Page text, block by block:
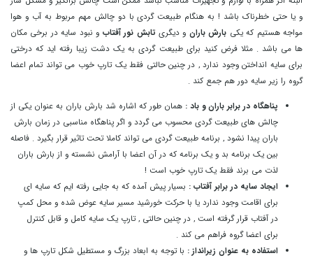
و یا حتی خطرناک باشد ! به هنگام طبیعت گردی با دو چالش مهم مربوط به آب و هوا
مواجه هستیم که یکی بارش باران و دیگری تابش نور آفتاب و نبود سایه در برخی مکان
ها می باشد . مثلا فرض کنید برای طبیعت گردی به یک دشت زیبا رفته اید که درختی
برای سایه انداختن وجود ندارد , در چنین حالتی فقط یک تارپ خوب می تواند تمام اعضا
گروه را زیر سایه دور هم جمع کند .
پناهگاه در برابر باران و باد : همان طور که اشاره شد بارش باران به عنوان یکی از
چالش های طبیعت گردی محسوب می گردد و اگر پناهگاه مناسبی در زمان بارش
باران پیدا نشود , برنامه طبیعت گردی می تواند کاملا تحت تاثیر قرار بگیرد . فاصله
بین یک برنامه بد و یک برنامه که در آن اعضا با آرامش نشسته و از بارش باران
لذت می برند فقط یک تارپ خوب است !
ایجاد سایه در برابر آفتاب : بسیار پیش آمده که به جایی رفته ایم که سایه ای
برای اقامت وجود ندارد یا با حرکت خورشید مسیر سایه عوض شده و محل کمپ
در آفتاب قرار گرفته است , در چنین حالتی , تارپ یک سایه کامل و قابل کنترل
برای اعضا گروه فراهم می کند .
استفاده به عنوان زیرانداز : با توجه به ابعاد بزرگ و مستطیل شکل تارپ ها و